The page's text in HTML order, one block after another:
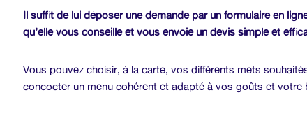
Il suffit de lui déposer une demande par un formulaire en
qu’elle vous conseille et vous envoie un devis simple et
Vous pouvez choisir, à la carte, vos différents mets
concocter un menu cohérent et adapté à vos goûts et votre